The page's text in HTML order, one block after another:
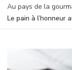
Au pays de la
Le pain à l’honneur